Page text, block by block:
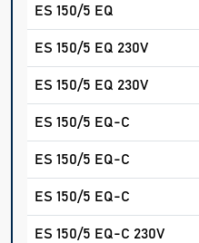
ES 150/5 EQ
ES 150/5 EQ 230V
ES 150/5 EQ 230V
ES 150/5 EQ-C
ES 150/5 EQ-C
ES 150/5 EQ-C
ES 150/5 EQ-C 230V